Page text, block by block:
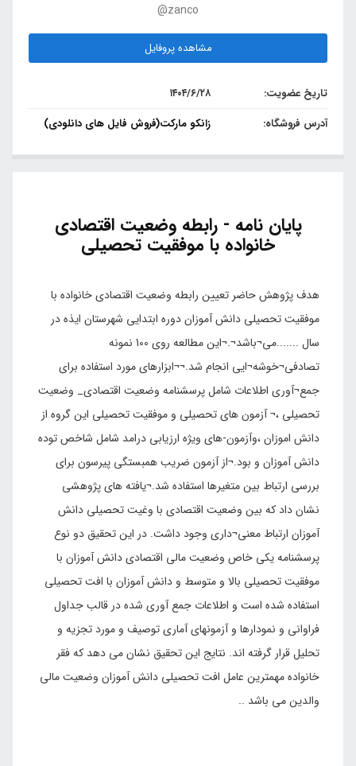
@zanco
مشاهده پروفایل
تاریخ عضویت:
۱۴۰۴/۶/۲۸
آدرس فروشگاه:
زانکو مارکت(فروش فایل های دانلودی)
پایان نامه - رابطه وضعیت اقتصادی
خانواده با موفقیت تحصیلی
هدف پژوهش حاضر تعیین رابطه وضعیت اقتصادی خانواده با
موفقیت تحصیلی دانش آموزان دوره ابتدایی شهرستان ایذه در
سال .......می¬باشد¬.¬این مطالعه روی 100 نمونه
تصادفی¬خوشه¬ایی انجام شد.¬¬ابزارهای مورد استفاده برای
جمع¬آوری اطلاعات شامل پرسشنامه وضعیت اقتصادی_ وضعیت
تحصیلی ،¬ آزمون های تحصیلی و موفقیت تحصیلی این گروه از
دانش اموزان ،وآزمون-های ویژه ارزیابی درامد شامل شاخص توده
دانش آموزان و بود.¬از آزمون ضریب همبستگی پیرسون برای
بررسی ارتباط بین متغیرها استفاده شد.¬یافته های پژوهشی
نشان داد که بین وضعیت اقتصادی با وغیت تحصیلی دانش
آموزان ارتباط معنی¬داری وجود داشت. در این تحقیق دو نوع
پرسشنامه یکی خاص وضعیت مالی اقتصادی دانش آموزان با
موفقیت تحصیلی بالا و متوسط و دانش آموزان با افت تحصیلی
استفاده شده است و اطلاعات جمع آوری شده در قالب جداول
فراوانی و نمودارها و آزمونهای آماری توصیف و مورد تجزیه و
تحلیل قرار گرفته اند. نتایج این تحقیق نشان می دهد که فقر
خانواده مهمترین عامل افت تحصیلی دانش آموزان وضعیت مالی
والدین می باشد ..